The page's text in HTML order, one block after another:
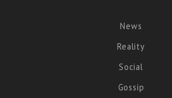
News
Reality
Social
Gossip